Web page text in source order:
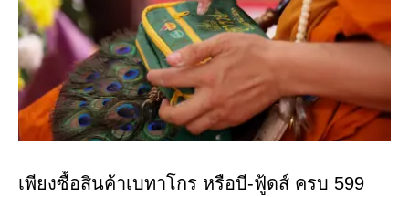
เพียงซื้อสินค้าเบทาโกร หรือบี-ฟู้ดส์ ครบ 599